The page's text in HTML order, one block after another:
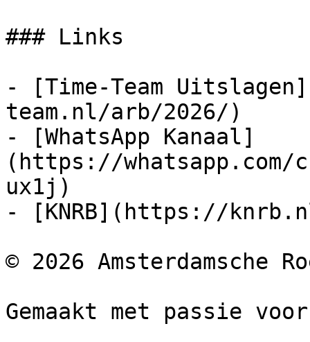
### Links
- [Time-Team
team.nl/arb/2026/)
- [WhatsApp Kanaal]
(https://whatsapp.com/
ux1j)
- [KNRB](https://
© 2026 Amsterdamsche